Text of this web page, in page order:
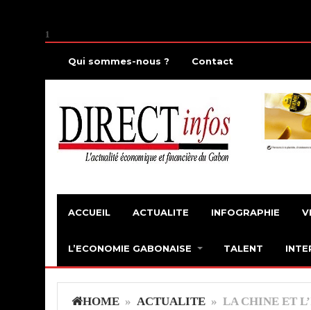
1
Qui sommes-nous ? Contact
ACCUEIL ACTUALITE INFOGRAPHIE
L’ECONOMIE GABONAISE TALENT
HOME » ACTUALITE » LA CHINE ET